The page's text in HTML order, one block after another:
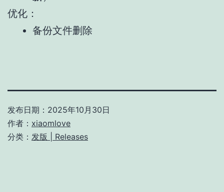
优化：
备份文件删除
发布日期： 2025年10月30日
作者： xiaomlove
分类： 发版 | Releases